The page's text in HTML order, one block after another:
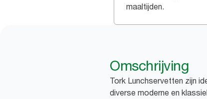
maaltijden.
Omschrijving
Tork Lunchservetten zijn
diverse moderne en